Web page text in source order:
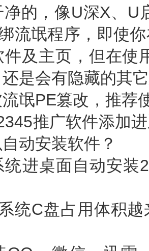
的，像U深X、U
流氓程序，即使
及主页，但在使
是会有隐藏的其
氓PE篡改，推荐
推广软件添加
动安装软件？
桌面自动安装
统C盘占用体积